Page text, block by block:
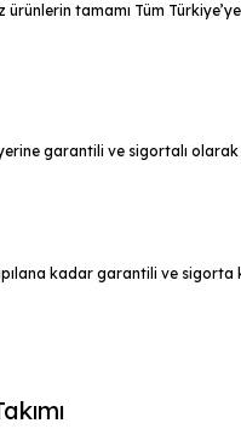
ürünlerin tamamı Tüm
garantili ve sigortalı
kadar garantili ve sigorta